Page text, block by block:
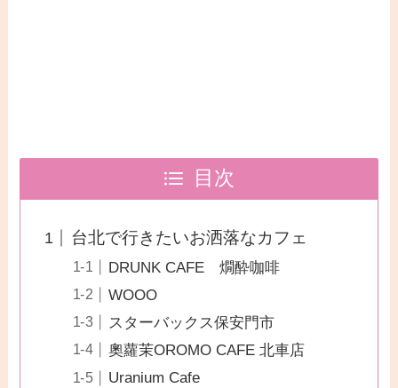
目次
台北で行きたいお洒落なカフェ
DRUNK CAFE 燗酔咖啡
WOOO
スターバックス保安門市
奧蘿茉OROMO CAFE 北車店
Uranium Cafe